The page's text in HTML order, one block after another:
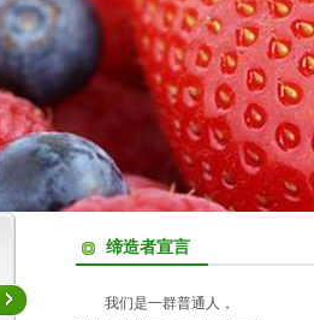
缔造者宣言
我们是一群普通人，